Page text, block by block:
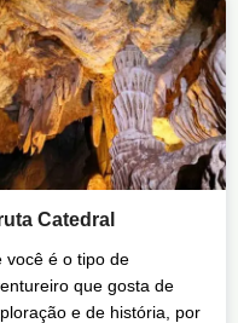
Catedral
você é o tipo de
que gosta de
e de história, por